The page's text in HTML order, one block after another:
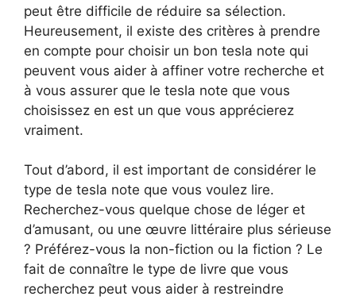
peut être difficile de réduire sa sélection.
Heureusement, il existe des critères à prendre
en compte pour choisir un bon tesla note qui
peuvent vous aider à affiner votre recherche et
à vous assurer que le tesla note que vous
choisissez en est un que vous apprécierez
vraiment.
Tout d’abord, il est important de considérer le
type de tesla note que vous voulez lire.
Recherchez-vous quelque chose de léger et
d’amusant, ou une œuvre littéraire plus sérieuse
? Préférez-vous la non-fiction ou la fiction ? Le
fait de connaître le type de livre que vous
recherchez peut vous aider à restreindre